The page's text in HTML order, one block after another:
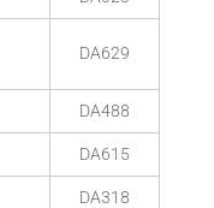
DA629
DA488
DA615
DA318